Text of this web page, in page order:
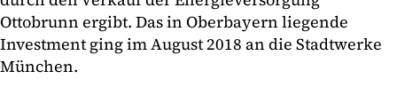
Ottobrunn ergibt. Das in Oberbayern liegende
Investment ging im August 2018 an die Stadtwerke
München.